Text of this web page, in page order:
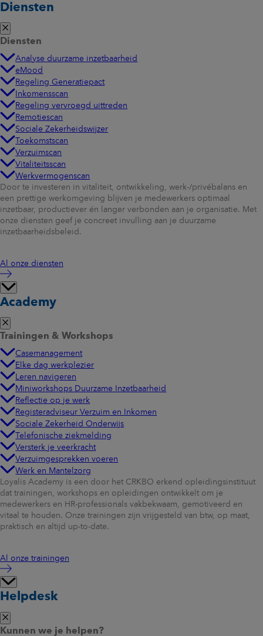
Diensten
Diensten
Analyse duurzame inzetbaarheid
eMood
Regeling Generatiepact
Inkomensscan
Regeling vervroegd uittreden
Remotiescan
Sociale Zekerheidswijzer
Toekomstscan
Verzuimscan
Vitaliteitsscan
Werkvermogenscan
Door te investeren in vitaliteit, ontwikkeling, werk-/privébalans en
een prettige werkomgeving blijven je medewerkers optimaal
inzetbaar, productiever én langer verbonden aan je organisatie. Met
onze diensten geef je concreet invulling aan je duurzame
inzetbaarheidsbeleid.
Al onze diensten
Academy
Trainingen & Workshops
Casemanagement
Elke dag werkplezier
Leren navigeren
Miniworkshops Duurzame Inzetbaarheid
Reflectie op je werk
Registeradviseur Verzuim en Inkomen
Sociale Zekerheid Onderwijs
Telefonische ziekmelding
Versterk je veerkracht
Verzuimgesprekken voeren
Werk en Mantelzorg
Loyalis Academy is een door het CRKBO erkend opleidingsinstituut
dat trainingen, workshops en opleidingen ontwikkelt om je
medewerkers en HR-professionals vakbekwaam, gemotiveerd en
vitaal te houden. Onze trainingen zijn vrijgesteld van btw, op maat,
praktisch en altijd up-to-date.
Al onze trainingen
Helpdesk
Kunnen we je helpen?